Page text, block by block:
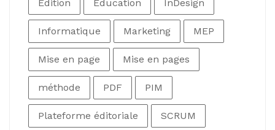
Edition Education InDesign
Informatique Marketing MEP
Mise en page Mise en pages
méthode PDF PIM
Plateforme éditoriale SCRUM